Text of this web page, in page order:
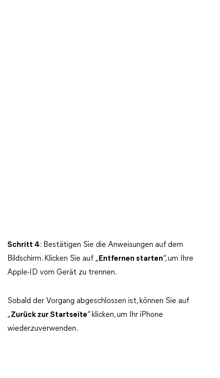
Schritt 4: Bestätigen Sie die Anweisungen auf dem
Bildschirm. Klicken Sie auf „ Entfernen starten“, um Ihre
Apple-ID vom Gerät zu trennen.
Sobald der Vorgang abgeschlossen ist, können Sie auf
„Zurück zur Startseite“ klicken, um Ihr iPhone
wiederzuverwenden.